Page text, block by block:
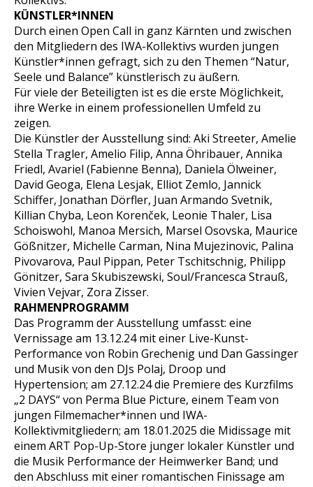
KÜNSTLER*INNEN
Durch einen Open Call in ganz Kärnten und zwischen
den Mitgliedern des IWA-Kollektivs wurden jungen
Künstler*innen gefragt, sich zu den Themen “Natur,
Seele und Balance” künstlerisch zu äußern.
Für viele der Beteiligten ist es die erste Möglichkeit,
ihre Werke in einem professionellen Umfeld zu
zeigen.
Die Künstler der Ausstellung sind: Aki Streeter, Amelie
Stella Tragler, Amelio Filip, Anna Öhribauer, Annika
Friedl, Avariel (Fabienne Benna), Daniela Ölweiner,
David Geoga, Elena Lesjak, Elliot Zemlo, Jannick
Schiffer, Jonathan Dörfler, Juan Armando Svetnik,
Killian Chyba, Leon Korenček, Leonie Thaler, Lisa
Schoiswohl, Manoa Mersich, Marsel Osovska, Maurice
Gößnitzer, Michelle Carman, Nina Mujezinovic, Palina
Pivovarova, Paul Pippan, Peter Tschitschnig, Philipp
Gönitzer, Sara Skubiszewski, Soul/Francesca Strauß,
Vivien Vejvar, Zora Zisser.
RAHMENPROGRAMM
Das Programm der Ausstellung umfasst: eine
Vernissage am 13.12.24 mit einer Live-Kunst-
Performance von Robin Grechenig und Dan Gassinger
und Musik von den DJs Polaj, Droop und
Hypertension; am 27.12.24 die Premiere des Kurzfilms
„2 DAYS“ von Perma Blue Picture, einem Team von
jungen Filmemacher*innen und IWA-
Kollektivmitgliedern; am 18.01.2025 die Midissage mit
einem ART Pop-Up-Store junger lokaler Künstler und
die Musik Performance der Heimwerker Band; und
den Abschluss mit einer romantischen Finissage am